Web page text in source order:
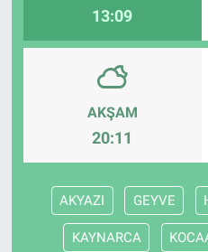
13:09
AKŞAM
20:11
AKYAZI GEYVE
KAYNARCA
Magazin
Bilim ve Teknoloji